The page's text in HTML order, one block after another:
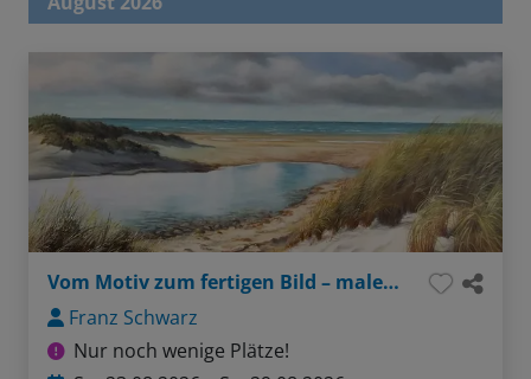
Vom Motiv zum fertigen Bild – malerisches Prerow
Franz Schwarz
Nur noch wenige Plätze!